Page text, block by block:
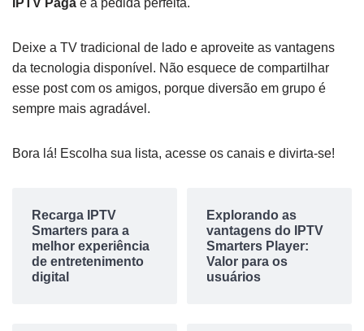
IPTV Paga é a pedida perfeita.
Deixe a TV tradicional de lado e aproveite as vantagens
da tecnologia disponível. Não esquece de compartilhar
esse post com os amigos, porque diversão em grupo é
sempre mais agradável.
Bora lá! Escolha sua lista, acesse os canais e divirta-se!
Recarga IPTV
Smarters para a
melhor experiência
de entretenimento
digital
Explorando as
vantagens do IPTV
Smarters Player:
Valor para os
usuários